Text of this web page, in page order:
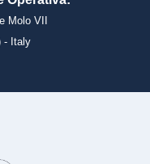
Molo VII
- Italy